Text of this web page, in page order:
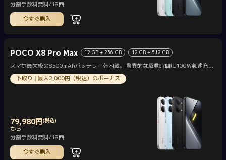
分割手数料無料/18回
今すぐ購入
POCO X8 Pro Max 12 GB + 256 GB 12 GB + 512 GB
スマホ最大級の8500mAhバッテリーを内蔵。 驚異的な駆動時間に100W急速充電
も対応。
下取り | 最大2,000円（税込）のボーナス
79,980円 (税込)
Current Price 円79980
から
分割手数料無料/18回
今すぐ購入